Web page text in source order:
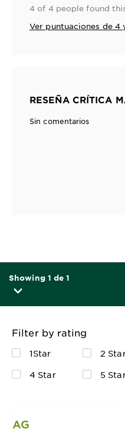
4 of 4 people found
Ver puntuaciones de 4
RESEÑA CRÍTICA
Sin comentarios
Showing 1 de 1
Filter by rating
1Star 2
4 Star
5
AG